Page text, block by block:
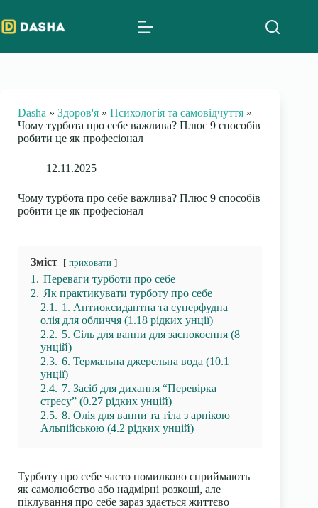
to
content
Dasha » Здоров'я » Психологія та самовідчуття »
Чому турбота про себе важлива? Плюс 9 способів
робити це як професіонал
12.11.2025
Чому турбота про себе важлива? Плюс 9 способів
робити це як професіонал
Зміст приховати
1. Переваги турботи про себе
2. Як практикувати турботу про себе
2.1. 1. Антиоксидантна та суперфудна
олія для обличчя (1.18 рідких унції)
2.2. 5. Сіль для ванни для заспокоєння (8
унцій)
2.3. 6. Термальна джерельна вода (10.1
унції)
2.4. 7. Засіб для дихання “Перевірка
стресу” (0.27 рідких унцій)
2.5. 8. Олія для ванни та тіла з арнікою
Альпійською (4.2 рідких унцій)
Турботу про себе часто помилково сприймають
як самолюбство або надмірні розкоші, але
піклування про себе зараз здається життєво